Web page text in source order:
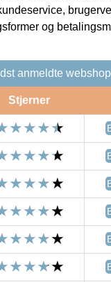
og
anmeldte
Stjerner